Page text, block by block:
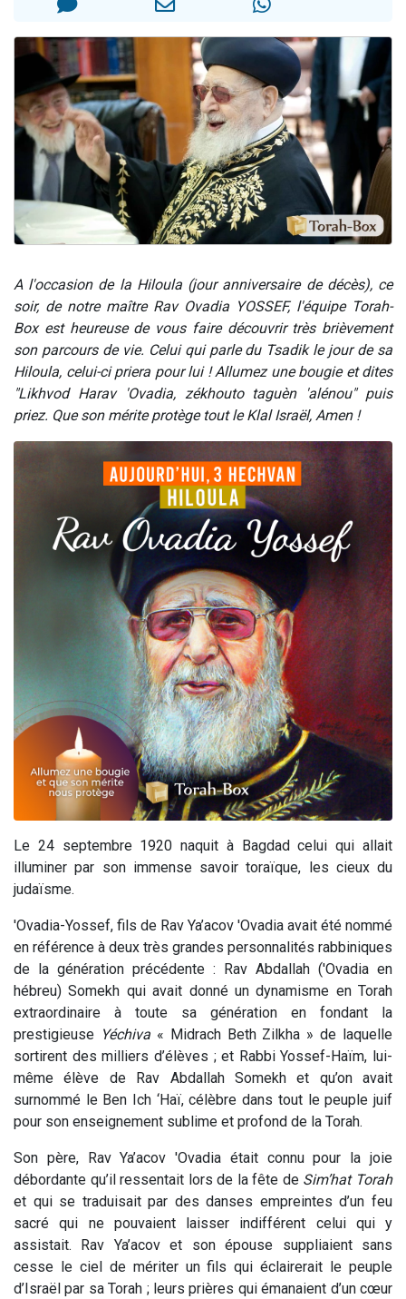
Il reste 49 places pour étudier en groupe sur Zoom
2 personnes viennent de nous rejoindre sur WhatsApp
2 nouvelles musiques dans Torah-Box Music
A l'occasion de la Hiloula (jour anniversaire de décès), ce
soir, de notre maître Rav Ovadia YOSSEF, l'équipe Torah-
Box est heureuse de vous faire découvrir très brièvement
son parcours de vie. Celui qui parle du Tsadik le jour de sa
Hiloula, celui-ci priera pour lui ! Allumez une bougie et dites
"Likhvod Harav 'Ovadia, zékhouto taguèn 'alénou" puis
priez. Que son mérite protège tout le Klal Israël, Amen !
Le 24 septembre 1920 naquit à Bagdad celui qui allait
illuminer par son immense savoir toraïque, les cieux du
judaïsme.
'Ovadia-Yossef, fils de Rav Ya’acov 'Ovadia avait été nommé
en référence à deux très grandes personnalités rabbiniques
de la génération précédente : Rav Abdallah ('Ovadia en
hébreu) Somekh qui avait donné un dynamisme en Torah
extraordinaire à toute sa génération en fondant la
prestigieuse Yéchiva« Midrach Beth Zilkha » de laquelle
sortirent des milliers d’élèves ; et Rabbi Yossef-Haïm, lui-
même élève de Rav Abdallah Somekh et qu’on avait
surnommé le Ben Ich ‘Haï, célèbre dans tout le peuple juif
pour son enseignement sublime et profond de la Torah.
Son père, Rav Ya’acov 'Ovadia était connu pour la joie
débordante qu’il ressentait lors de la fête de Sim’hat Torah
et qui se traduisait par des danses empreintes d’un feu
sacré qui ne pouvaient laisser indifférent celui qui y
assistait. Rav Ya’acov et son épouse suppliaient sans
cesse le ciel de mériter un fils qui éclairerait le peuple
d’Israël par sa Torah ; leurs prières qui émanaient d’un cœur